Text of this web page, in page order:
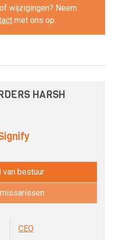
wijzigingen? Neem
met ons op.
HARSH
van bestuur
CEO